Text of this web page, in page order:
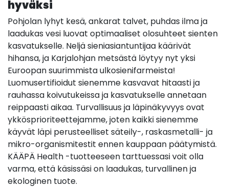
hyväksi
Pohjolan lyhyt kesä, ankarat talvet, puhdas ilma ja
laadukas vesi luovat optimaaliset olosuhteet sienten
kasvatukselle. Neljä sieniasiantuntijaa käärivät
hihansa, ja Karjalohjan metsästä löytyy nyt yksi
Euroopan suurimmista ulkosienifarmeista!
Luomusertifioidut sienemme kasvavat hitaasti ja
rauhassa koivutukeissa ja kasvatukselle annetaan
reippaasti aikaa. Turvallisuus ja läpinäkyvyys ovat
ykkösprioriteettejamme, joten kaikki sienemme
käyvät läpi perusteelliset säteily-, raskasmetalli- ja
mikro-organismitestit ennen kauppaan päätymistä.
KÄÄPÄ Health -tuotteeseen tarttuessasi voit olla
varma, että käsissäsi on laadukas, turvallinen ja
ekologinen tuote.